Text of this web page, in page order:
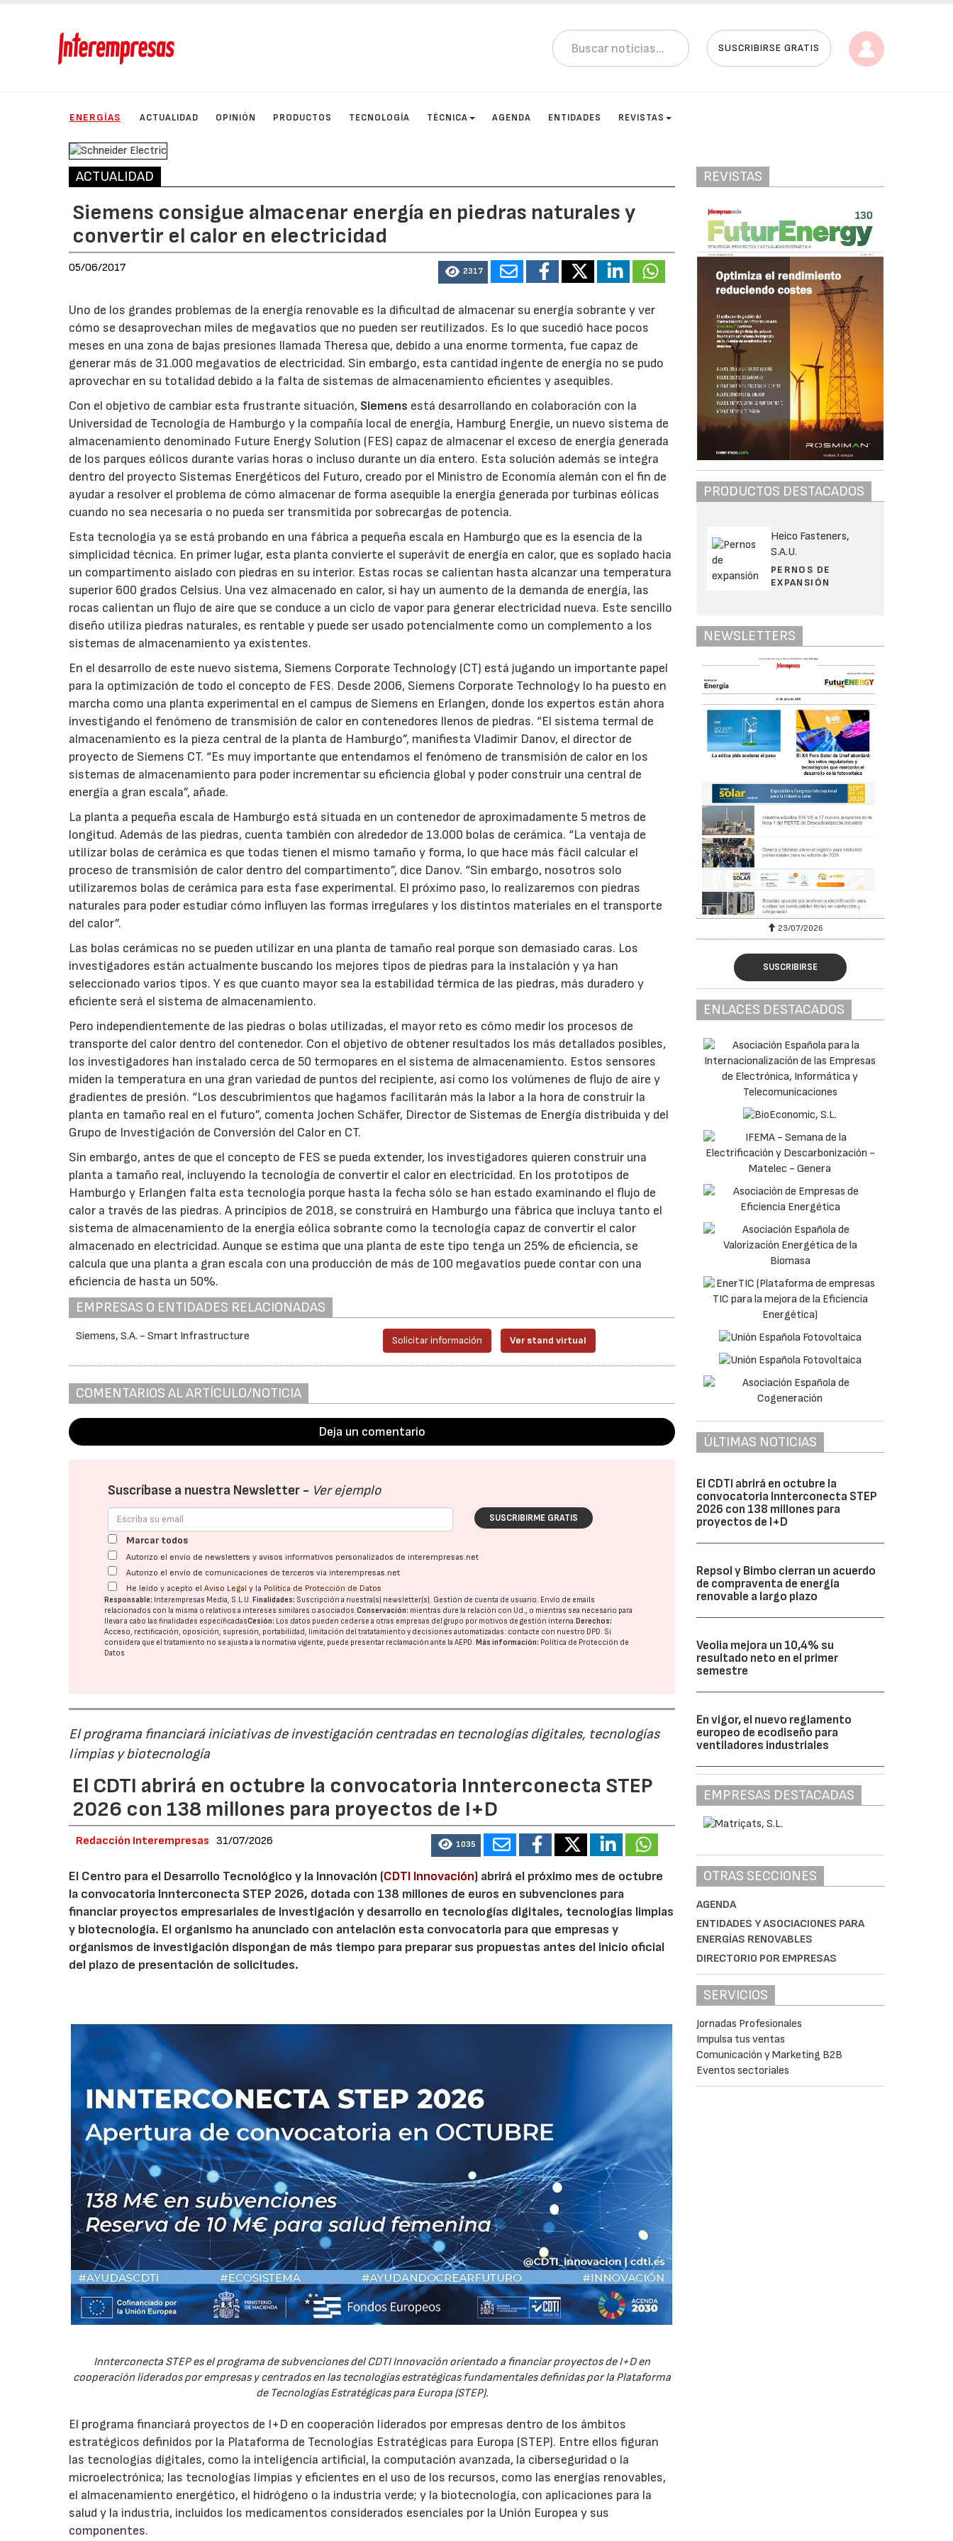
SUSCRIBIRSE GRATIS
ENERGÍAS ACTUALIDAD OPINIÓN PRODUCTOS TECNOLOGÍA TÉCNICA AGENDA ENTIDADES REVISTAS
ACTUALIDAD
Siemens consigue almacenar energía en piedras naturales y
convertir el calor en electricidad
05/06/2017 2317
Uno de los grandes problemas de la energía renovable es la dificultad de almacenar su energía sobrante y ver
cómo se desaprovechan miles de megavatios que no pueden ser reutilizados. Es lo que sucedió hace pocos
meses en una zona de bajas presiones llamada Theresa que, debido a una enorme tormenta, fue capaz de
generar más de 31.000 megavatios de electricidad. Sin embargo, esta cantidad ingente de energía no se pudo
aprovechar en su totalidad debido a la falta de sistemas de almacenamiento eficientes y asequibles.
Con el objetivo de cambiar esta frustrante situación, Siemens está desarrollando en colaboración con la
Universidad de Tecnología de Hamburgo y la compañía local de energía, Hamburg Energie, un nuevo sistema de
almacenamiento denominado Future Energy Solution (FES) capaz de almacenar el exceso de energía generada
de los parques eólicos durante varias horas o incluso durante un día entero. Esta solución además se integra
dentro del proyecto Sistemas Energéticos del Futuro, creado por el Ministro de Economía alemán con el fin de
ayudar a resolver el problema de cómo almacenar de forma asequible la energía generada por turbinas eólicas
cuando no sea necesaria o no pueda ser transmitida por sobrecargas de potencia.
Esta tecnología ya se está probando en una fábrica a pequeña escala en Hamburgo que es la esencia de la
simplicidad técnica. En primer lugar, esta planta convierte el superávit de energía en calor, que es soplado hacia
un compartimento aislado con piedras en su interior. Estas rocas se calientan hasta alcanzar una temperatura
superior 600 grados Celsius. Una vez almacenado en calor, si hay un aumento de la demanda de energía, las
rocas calientan un flujo de aire que se conduce a un ciclo de vapor para generar electricidad nueva. Este sencillo
diseño utiliza piedras naturales, es rentable y puede ser usado potencialmente como un complemento a los
sistemas de almacenamiento ya existentes.
En el desarrollo de este nuevo sistema, Siemens Corporate Technology (CT) está jugando un importante papel
para la optimización de todo el concepto de FES. Desde 2006, Siemens Corporate Technology lo ha puesto en
marcha como una planta experimental en el campus de Siemens en Erlangen, donde los expertos están ahora
investigando el fenómeno de transmisión de calor en contenedores llenos de piedras. “El sistema termal de
almacenamiento es la pieza central de la planta de Hamburgo”, manifiesta Vladimir Danov, el director de
proyecto de Siemens CT. “Es muy importante que entendamos el fenómeno de transmisión de calor en los
sistemas de almacenamiento para poder incrementar su eficiencia global y poder construir una central de
energía a gran escala”, añade.
La planta a pequeña escala de Hamburgo está situada en un contenedor de aproximadamente 5 metros de
longitud. Además de las piedras, cuenta también con alrededor de 13.000 bolas de cerámica. “La ventaja de
utilizar bolas de cerámica es que todas tienen el mismo tamaño y forma, lo que hace más fácil calcular el
proceso de transmisión de calor dentro del compartimento”, dice Danov. “Sin embargo, nosotros solo
utilizaremos bolas de cerámica para esta fase experimental. El próximo paso, lo realizaremos con piedras
naturales para poder estudiar cómo influyen las formas irregulares y los distintos materiales en el transporte
del calor”.
Las bolas cerámicas no se pueden utilizar en una planta de tamaño real porque son demasiado caras. Los
investigadores están actualmente buscando los mejores tipos de piedras para la instalación y ya han
seleccionado varios tipos. Y es que cuanto mayor sea la estabilidad térmica de las piedras, más duradero y
eficiente será el sistema de almacenamiento.
Pero independientemente de las piedras o bolas utilizadas, el mayor reto es cómo medir los procesos de
transporte del calor dentro del contenedor. Con el objetivo de obtener resultados los más detallados posibles,
los investigadores han instalado cerca de 50 termopares en el sistema de almacenamiento. Estos sensores
miden la temperatura en una gran variedad de puntos del recipiente, así como los volúmenes de flujo de aire y
gradientes de presión. “Los descubrimientos que hagamos facilitarán más la labor a la hora de construir la
planta en tamaño real en el futuro”, comenta Jochen Schäfer, Director de Sistemas de Energía distribuida y del
Grupo de Investigación de Conversión del Calor en CT.
Sin embargo, antes de que el concepto de FES se pueda extender, los investigadores quieren construir una
planta a tamaño real, incluyendo la tecnología de convertir el calor en electricidad. En los prototipos de
Hamburgo y Erlangen falta esta tecnología porque hasta la fecha sólo se han estado examinando el flujo de
calor a través de las piedras. A principios de 2018, se construirá en Hamburgo una fábrica que incluya tanto el
sistema de almacenamiento de la energía eólica sobrante como la tecnología capaz de convertir el calor
almacenado en electricidad. Aunque se estima que una planta de este tipo tenga un 25% de eficiencia, se
calcula que una planta a gran escala con una producción de más de 100 megavatios puede contar con una
eficiencia de hasta un 50%.
EMPRESAS O ENTIDADES RELACIONADAS
Siemens, S.A. - Smart Infrastructure Solicitar información Ver stand virtual
COMENTARIOS AL ARTÍCULO/NOTICIA
Deja un comentario
Suscríbase a nuestra Newsletter - Ver ejemplo
SUSCRIBIRME GRATIS
Marcar todos
Autorizo el envío de newsletters y avisos informativos personalizados de interempresas.net
Autorizo el envío de comunicaciones de terceros vía interempresas.net
He leído y acepto elAviso Legal y la Política de Protección de Datos
Responsable: Interempresas Media, S.L.U.Finalidades: Suscripción a nuestra(s) newsletter(s). Gestión de cuenta de usuario. Envío de emails
relacionados con la misma o relativos a intereses similares o asociados.Conservación: mientras dure la relación con Ud., o mientras sea necesario para
llevar a cabo las finalidades especificadasCesión: Los datos pueden cederse a otras empresas del grupo por motivos de gestión interna.Derechos:
Acceso, rectificación, oposición, supresión, portabilidad, limitación del tratatamiento y decisiones automatizadas: contacte con nuestro DPD. Si
considera que el tratamiento no se ajusta a la normativa vigente, puede presentar reclamación ante laAEPD.Más información: Política de Protección de
Datos
El programa financiará iniciativas de investigación centradas en tecnologías digitales, tecnologías
limpias y biotecnología
El CDTI abrirá en octubre la convocatoria Innterconecta STEP
2026 con 138 millones para proyectos de I+D
Redacción Interempresas 31/07/2026 1035
El Centro para el Desarrollo Tecnológico y la Innovación (CDTI Innovación) abrirá el próximo mes de octubre
la convocatoria Innterconecta STEP 2026, dotada con 138 millones de euros en subvenciones para
financiar proyectos empresariales de investigación y desarrollo en tecnologías digitales, tecnologías limpias
y biotecnología. El organismo ha anunciado con antelación esta convocatoria para que empresas y
organismos de investigación dispongan de más tiempo para preparar sus propuestas antes del inicio oficial
del plazo de presentación de solicitudes.
Innterconecta STEP es el programa de subvenciones del CDTI Innovación orientado a financiar proyectos de I+D en
cooperación liderados por empresas y centrados en las tecnologías estratégicas fundamentales definidas por la Plataforma
de Tecnologías Estratégicas para Europa (STEP).
El programa financiará proyectos de I+D en cooperación liderados por empresas dentro de los ámbitos
estratégicos definidos por la Plataforma de Tecnologías Estratégicas para Europa (STEP). Entre ellos figuran
las tecnologías digitales, como la inteligencia artificial, la computación avanzada, la ciberseguridad o la
microelectrónica; las tecnologías limpias y eficientes en el uso de los recursos, como las energías renovables,
el almacenamiento energético, el hidrógeno o la industria verde; y la biotecnología, con aplicaciones para la
salud y la industria, incluidos los medicamentos considerados esenciales por la Unión Europea y sus
componentes.
REVISTAS
PRODUCTOS DESTACADOS
Heico Fasteners,
S.A.U.
PERNOS DE
EXPANSIÓN
NEWSLETTERS
23/07/2026
SUSCRIBIRSE
ENLACES DESTACADOS
ÚLTIMAS NOTICIAS
El CDTI abrirá en octubre la
convocatoria Innterconecta STEP
2026 con 138 millones para
proyectos de I+D
Repsol y Bimbo cierran un acuerdo
de compraventa de energía
renovable a largo plazo
Veolia mejora un 10,4% su
resultado neto en el primer
semestre
En vigor, el nuevo reglamento
europeo de ecodiseño para
ventiladores industriales
EMPRESAS DESTACADAS
OTRAS SECCIONES
AGENDA
ENTIDADES Y ASOCIACIONES PARA
ENERGÍAS RENOVABLES
DIRECTORIO POR EMPRESAS
SERVICIOS
Jornadas Profesionales
Impulsa tus ventas
Comunicación y Marketing B2B
Eventos sectoriales